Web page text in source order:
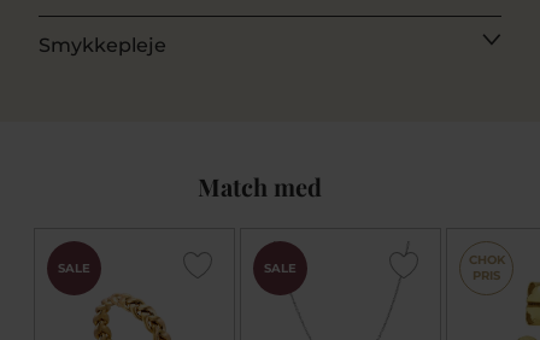
Smykkepleje
Match med
SALE SALE
CHOK
PRIS